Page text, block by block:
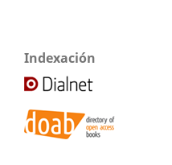
Indexación